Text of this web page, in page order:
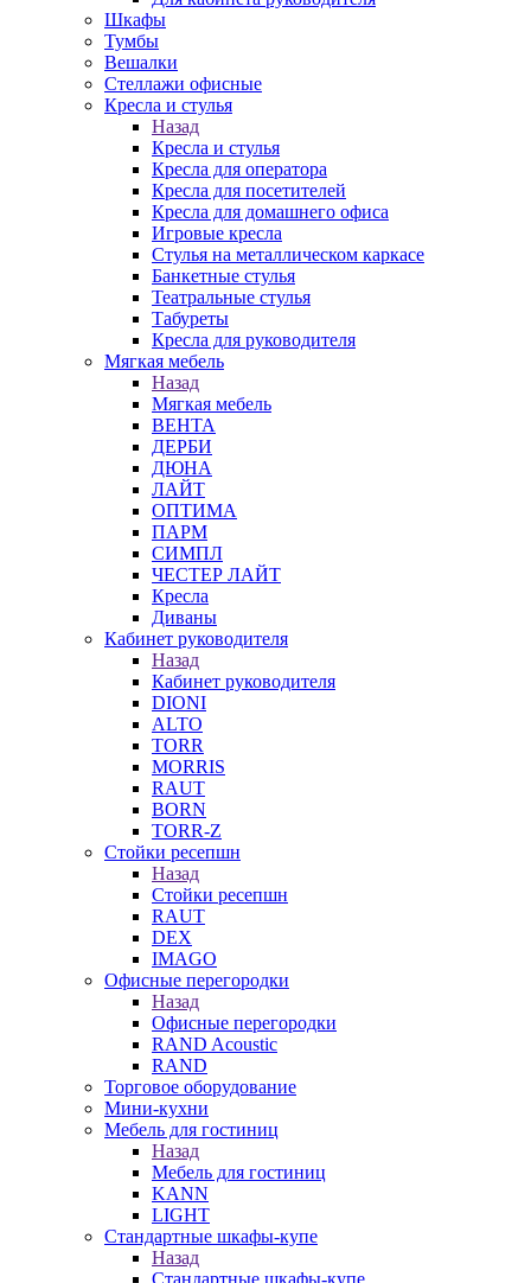
Шкафы
Тумбы
Вешалки
Стеллажи офисные
Кресла и стулья
Назад
Кресла и стулья
Кресла для оператора
Кресла для посетителей
Кресла для домашнего офиса
Игровые кресла
Стулья на металлическом каркасе
Банкетные стулья
Театральные стулья
Табуреты
Кресла для руководителя
Мягкая мебель
Назад
Мягкая мебель
ВЕНТА
ДЕРБИ
ДЮНА
ЛАЙТ
ОПТИМА
ПАРМ
СИМПЛ
ЧЕСТЕР ЛАЙТ
Кресла
Диваны
Кабинет руководителя
Назад
Кабинет руководителя
DIONI
ALTO
TORR
MORRIS
RAUT
BORN
TORR-Z
Стойки ресепшн
Назад
Стойки ресепшн
RAUT
DEX
IMAGO
Офисные перегородки
Назад
Офисные перегородки
RAND Acoustic
RAND
Торговое оборудование
Мини-кухни
Мебель для гостиниц
Назад
Мебель для гостиниц
KANN
LIGHT
Стандартные шкафы-купе
Назад
Стандартные шкафы-купе